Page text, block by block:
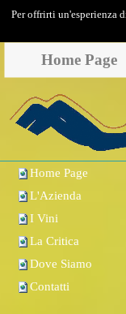
Per offrirti un'esperienza
Home Page
Home Page
L'Azienda
I Vini
La Critica
Dove Siamo
Contatti